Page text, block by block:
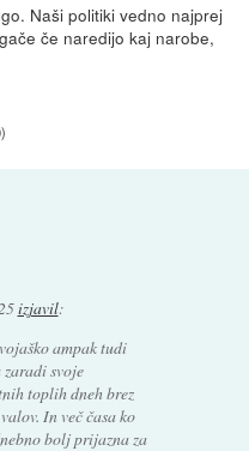
Naši politiki vedno najprej
če naredijo kaj narobe,
)
izjavil:
ampak tudi
svoje
toplih dneh brez
In več časa ko
bolj prijazna za